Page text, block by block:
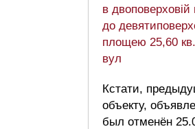
в двоповерховій
до
площею 25,60
вул
Кстати,
объекту,
был отменён